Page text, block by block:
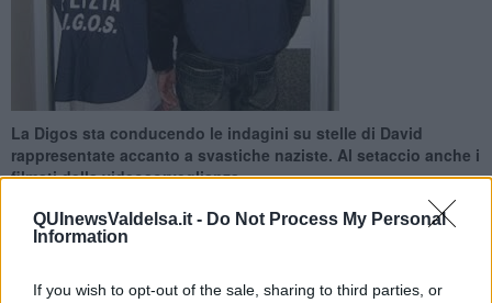
QUInewsValdelsa.it - Do Not Process My Personal
Information
If you wish to opt-out of the sale, sharing to third parties, or
La Digos sta conducendo le indagini su stelle di David
rappresentate accanto a svastiche naziste. Al setaccio anche i
filmati della videosorveglianza